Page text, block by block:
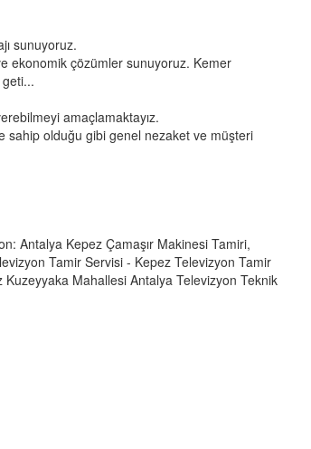
sunuyoruz.
ekonomik çözümler sunuyoruz. Kemer
amaçlamaktayız.
sahip olduğu gibi genel nezaket ve müşteri
Antalya Kepez Çamaşır Makinesi Tamiri,
Tamir Servisi - Kepez Televizyon Tamir
Kuzeyyaka Mahallesi Antalya Televizyon Teknik